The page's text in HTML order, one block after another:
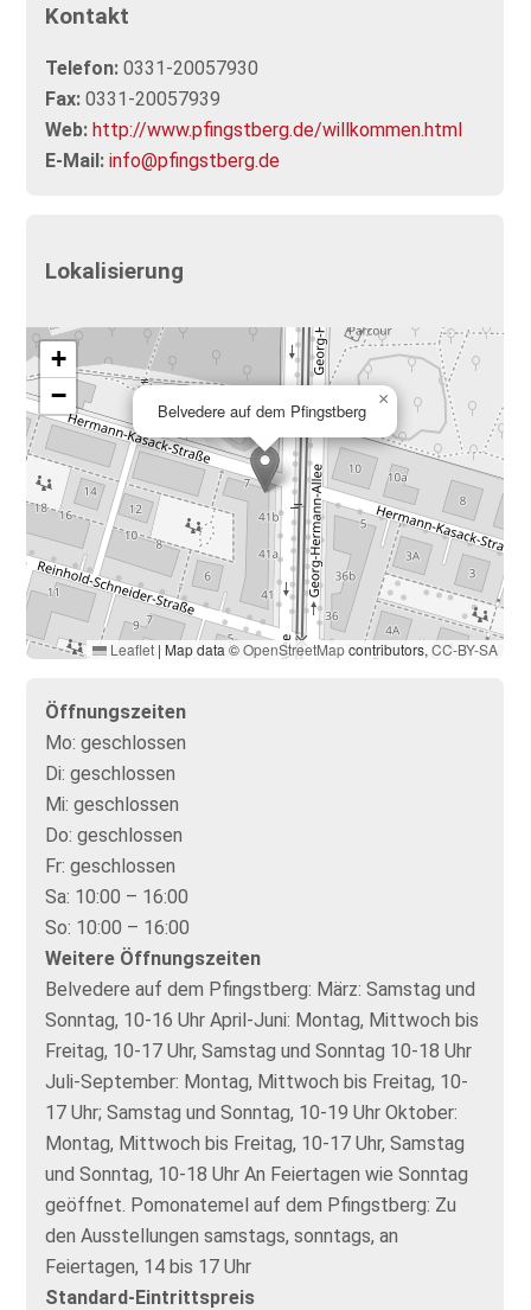
Kontakt
Telefon: 0331-20057930
Fax: 0331-20057939
Web: http://www.pfingstberg.de/willkommen.html
E-Mail: info@pfingstberg.de
Lokalisierung
Belvedere auf dem Pfingstberg
×
+
−
Leaflet | Map data ©OpenStreetMapcontributors,CC-BY-SA
Öffnungszeiten
Mo: geschlossen
Di: geschlossen
Mi: geschlossen
Do: geschlossen
Fr: geschlossen
Sa: 10:00 – 16:00
So: 10:00 – 16:00
Weitere Öffnungszeiten
Belvedere auf dem Pfingstberg: März: Samstag und
Sonntag, 10-16 Uhr April-Juni: Montag, Mittwoch bis
Freitag, 10-17 Uhr, Samstag und Sonntag 10-18 Uhr
Juli-September: Montag, Mittwoch bis Freitag, 10-
17 Uhr; Samstag und Sonntag, 10-19 Uhr Oktober:
Montag, Mittwoch bis Freitag, 10-17 Uhr, Samstag
und Sonntag, 10-18 Uhr An Feiertagen wie Sonntag
geöffnet. Pomonatemel auf dem Pfingstberg: Zu
den Ausstellungen samstags, sonntags, an
Feiertagen, 14 bis 17 Uhr
Standard-Eintrittspreis